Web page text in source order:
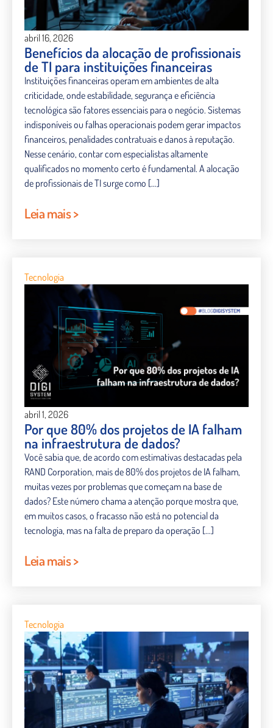
abril 16, 2026
Benefícios da alocação de profissionais
de TI para instituições financeiras
Instituições financeiras operam em ambientes de alta
criticidade, onde estabilidade, segurança e eficiência
tecnológica são fatores essenciais para o negócio. Sistemas
indisponíveis ou falhas operacionais podem gerar impactos
financeiros, penalidades contratuais e danos à reputação.
Nesse cenário, contar com especialistas altamente
qualificados no momento certo é fundamental. A alocação
de profissionais de TI surge como […]
Leia mais >
Tecnologia
abril 1, 2026
Por que 80% dos projetos de IA falham
na infraestrutura de dados?
Você sabia que, de acordo com estimativas destacadas pela
RAND Corporation, mais de 80% dos projetos de IA falham,
muitas vezes por problemas que começam na base de
dados? Este número chama a atenção porque mostra que,
em muitos casos, o fracasso não está no potencial da
tecnologia, mas na falta de preparo da operação […]
Leia mais >
Tecnologia